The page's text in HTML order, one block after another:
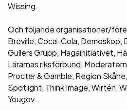
Wissing.
Och följande organisationer/
Breville, Coca-Cola, Demoskop,
Gullers Grupp, Hagainitiativet,
Lärarnas riksförbund,
Procter & Gamble, Region
Spotlight, Think Image, Wirtén,
Yougov.